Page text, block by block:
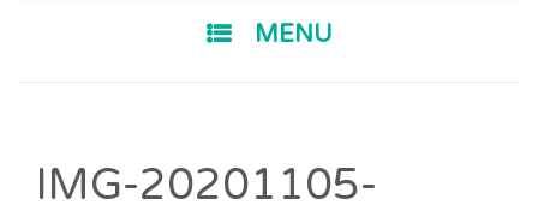
MENU
IMG-20201105-